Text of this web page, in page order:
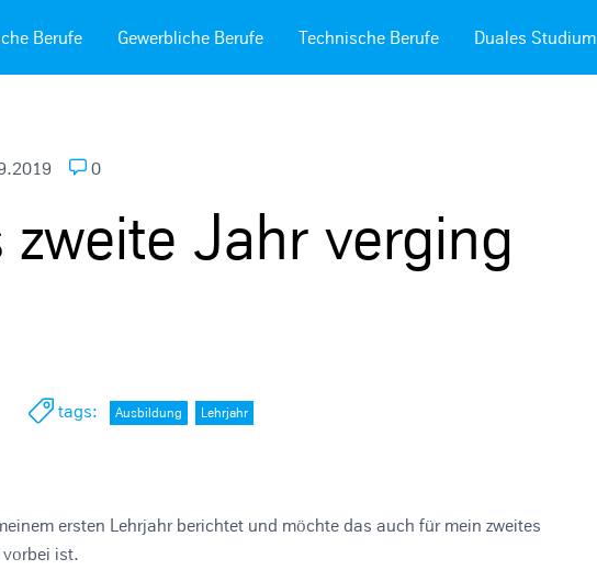
Berufe Gewerbliche Berufe Technische Berufe Duales Studium
0
Jahr verging
tags: Ausbildung Lehrjahr
ersten Lehrjahr berichtet und möchte das auch für mein zweites
vorbei ist.